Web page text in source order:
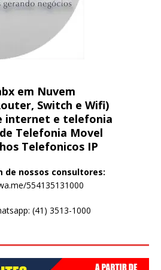
em Nuvem
Switch e Wifi)
internet e telefonia
Telefonia Movel
Telefonicos IP
de nossos consultores:
554135131000
(41) 3513-1000